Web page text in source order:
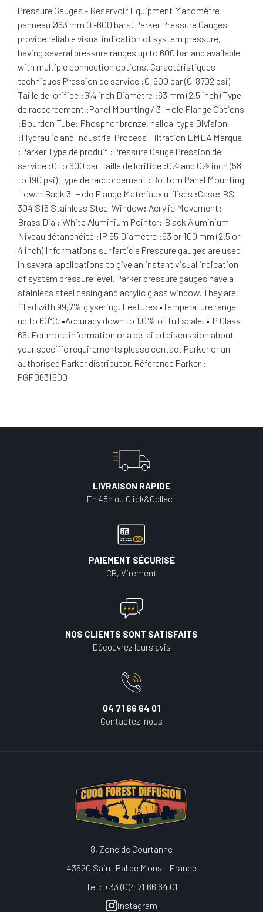
Pressure Gauges - Reservoir Equipment Manomètre
panneau Ø63 mm 0 -600 bars. Parker Pressure Gauges
provide reliable visual indication of system pressure,
having several pressure ranges up to 600 bar and available
with multiple connection options. Caractéristiques
techniques Pression de service :0-600 bar (0-8702 psi)
Taille de l'orifice :G¼ inch Diamètre :63 mm (2.5 inch) Type
de raccordement :Panel Mounting / 3-Hole Flange Options
:Bourdon Tube: Phosphor bronze, helical type Division
:Hydraulic and Industrial Process Filtration EMEA Marque
:Parker Type de produit :Pressure Gauge Pression de
service :0 to 600 bar Taille de l'orifice :G¼ and G½ inch (58
to 190 psi) Type de raccordement :Bottom Panel Mounting
Lower Back 3-Hole Flange Matériaux utilisés :Case: BS
304 S15 Stainless Steel Window: Acrylic Movement:
Brass Dial: White Aluminium Pointer: Black Aluminium
Niveau d'étanchéité :IP 65 Diamètre :63 or 100 mm (2.5 or
4 inch) Informations sur l'article Pressure gauges are used
in several applications to give an instant visual indication
of system pressure level. Parker pressure gauges have a
stainless steel casing and acrylic glass window. They are
filled with 99,7% glysering. Features •Temperature range
up to 60°C. •Accuracy down to 1.0% of full scale. •IP Class
65. For more information or a detailed discussion about
your specific requirements please contact Parker or an
authorised Parker distributor. Référence Parker :
PGF0631600
LIVRAISON RAPIDE
En 48h ou Click&Collect
PAIEMENT SÉCURISÉ
CB, Virement
NOS CLIENTS SONT SATISFAITS
Découvrez leurs avis
04 71 66 64 01
Contactez-nous
8, Zone de Courtanne
43620 Saint Pal de Mons - France
Tel : +33 (0)4 71 66 64 01
instagram